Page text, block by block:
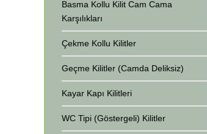
Basma Kollu Kilit Cam Cama
Karşılıkları
Çekme Kollu Kilitler
Geçme Kilitler (Camda Deliksiz)
Kayar Kapı Kilitleri
WC Tipi (Göstergeli) Kilitler